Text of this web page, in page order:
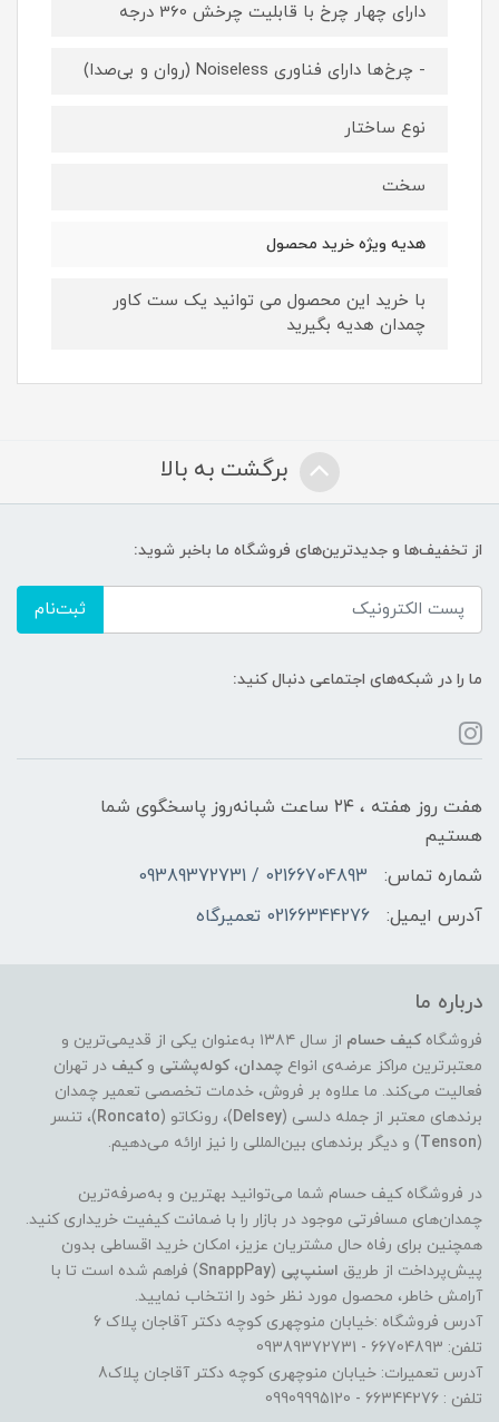
دارای چهار چرخ با قابلیت چرخش 360 درجه
- چرخ‌ها دارای فناوری Noiseless (روان و بی‌صدا)
نوع ساختار
سخت
هدیه ویژه خرید محصول
با خرید این محصول می توانید یک ست کاور
چمدان هدیه بگیرید
برگشت به بالا
از تخفیف‌ها و جدیدترین‌های فروشگاه ما باخبر شوید:
ثبت‌نام
ما را در شبکه‌های اجتماعی دنبال کنید:
هفت روز هفته ، ۲۴ ساعت شبانه‌روز پاسخگوی شما
هستیم
شماره تماس:
02166704893 / 09389372731
آدرس ایمیل:
02166344276 تعمیرگاه
درباره ما
فروشگاه کیف حسام
از سال ۱۳۸۴ به‌عنوان یکی از قدیمی‌ترین و
معتبرترین مراکز عرضه‌ی انواع چمدان، کوله‌پشتی و کیف در تهران
فعالیت می‌کند. ما علاوه بر فروش، خدمات تخصصی تعمیر چمدان
برندهای معتبر از جمله دلسی (Delsey)، رونکاتو (Roncato)، تنسر
(
Tenson) و دیگر برندهای بین‌المللی را نیز ارائه می‌دهیم.
در فروشگاه کیف حسام شما می‌توانید بهترین و به‌صرفه‌ترین
چمدان‌های مسافرتی موجود در بازار را با ضمانت کیفیت خریداری کنید.
همچنین برای رفاه حال مشتریان عزیز، امکان خرید اقساطی بدون
پیش‌پرداخت از طریق اسنپ‌پی (
SnappPay) فراهم شده است تا با
آرامش خاطر، محصول مورد نظر خود را انتخاب نمایید.
آدرس فروشگاه :خیابان منوچهری کوچه دکتر آقاجان پلاک 6
تلفن: 66704893 - 09389372731
آدرس تعمیرات: خیابان منوچهری کوچه دکتر آقاجان پلاک8
تلفن : 66344276 - 09909995120